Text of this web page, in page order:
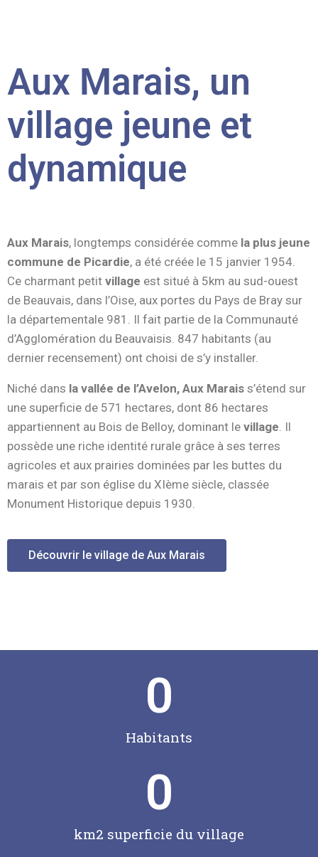
Aux Marais, un
village jeune et
dynamique
Aux Marais, longtemps considérée comme la plus jeune
commune de Picardie, a été créée le 15 janvier 1954.
Ce charmant petit village est situé à 5km au sud-ouest
de Beauvais, dans l’Oise, aux portes du Pays de Bray sur
la départementale 981. Il fait partie de la Communauté
d’Agglomération du Beauvaisis. 847 habitants (au
dernier recensement) ont choisi de s’y installer.
Niché dans la vallée de l’Avelon, Aux Marais s’étend sur
une superficie de 571 hectares, dont 86 hectares
appartiennent au Bois de Belloy, dominant le village. Il
possède une riche identité rurale grâce à ses terres
agricoles et aux prairies dominées par les buttes du
marais et par son église du XIème siècle, classée
Monument Historique depuis 1930.
Découvrir le village de Aux Marais
Habitants
0
km2 superficie du village
0